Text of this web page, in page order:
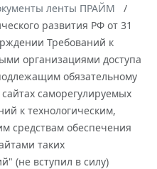
ленты ПРАЙМ
развития РФ от 31
Требований к
организациями доступа
обязательному
саморегулируемых
к технологическим,
средствам обеспечения
таких
(не вступил в силу)